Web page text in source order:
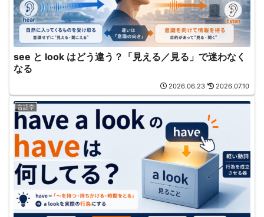
see と look はどう違う？「見える／見る」で迷わなく
なる
2026.06.23 2026.07.10
言語学